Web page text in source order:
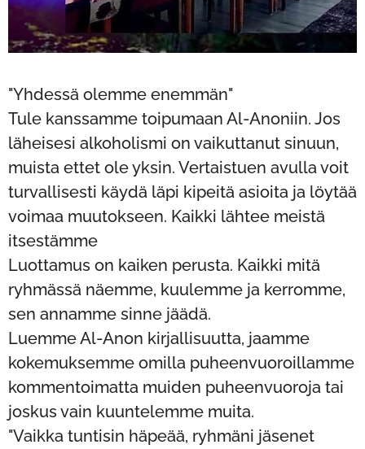
"Yhdessä olemme enemmän"
Tule kanssamme toipumaan Al-Anoniin. Jos
läheisesi alkoholismi on vaikuttanut sinuun,
muista ettet ole yksin. Vertaistuen avulla voit
turvallisesti käydä läpi kipeitä asioita ja löytää
voimaa muutokseen. Kaikki lähtee meistä
itsestämme ❤️
Luottamus on kaiken perusta. Kaikki mitä
ryhmässä näemme, kuulemme ja kerromme,
sen annamme sinne jäädä.
Luemme Al-Anon kirjallisuutta, jaamme
kokemuksemme omilla puheenvuoroillamme
kommentoimatta muiden puheenvuoroja tai
joskus vain kuuntelemme muita.
"Vaikka tuntisin häpeää, ryhmäni jäsenet